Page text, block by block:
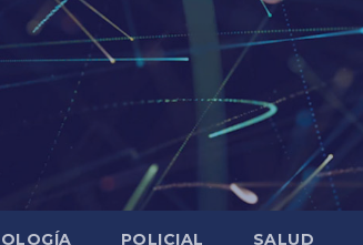
POLICIAL SALUD